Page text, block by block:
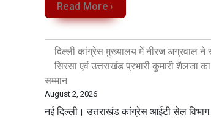
Read More ›
दिल्ली कांग्रेस मुख्यालय में नीरज अग्रवाल ने
सिरसा एवं उत्तराखंड प्रभारी कुमारी शैलजा
सम्मान
August 2, 2026
नई दिल्ली। उत्तराखंड कांग्रेस आईटी सेल